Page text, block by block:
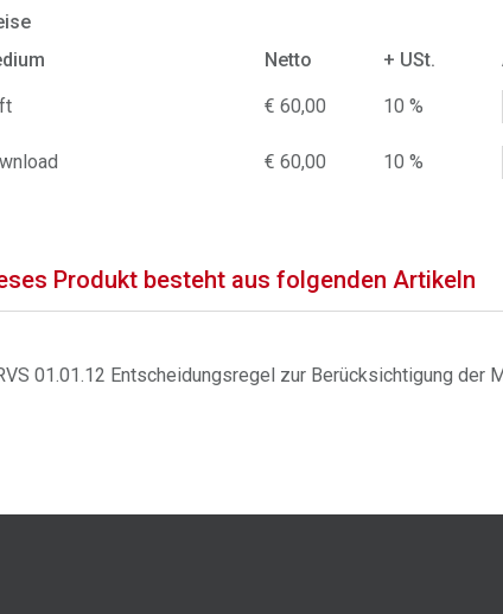
Netto + USt.
€ 60,00 10 %
€ 60,00 10 %
Produkt besteht aus folgenden Artikeln
01.01.12 Entscheidungsregel zur Berücksichtigung der